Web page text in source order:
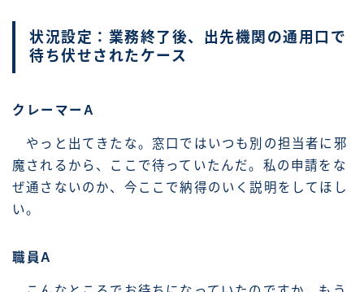
状況設定：業務終了後、出先機関の通用口で
待ち伏せされたケース
クレーマーA
やっと出てきたな。窓口ではいつも別の担当者に邪
魔されるから、ここで待っていたんだ。私の申請をな
ぜ通さないのか、今ここで納得のいく説明をしてほし
い。
職員A